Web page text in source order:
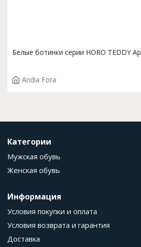
Белые ботинки серии HORO TEDDY
Andia Fora
Категории
Мужская обувь
Женская обувь
Информация
Условия покупки и оплата
Условия возврата и гарантия
Доставка